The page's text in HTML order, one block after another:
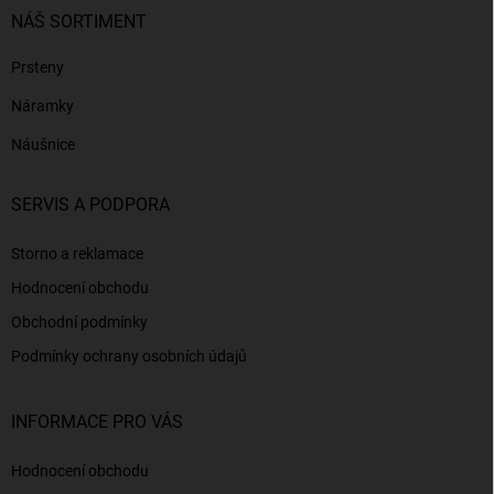
NÁŠ SORTIMENT
Prsteny
Náramky
Náušnice
SERVIS A PODPORA
Storno a reklamace
Hodnocení obchodu
Obchodní podmínky
Podmínky ochrany osobních údajů
INFORMACE PRO VÁS
Hodnocení obchodu